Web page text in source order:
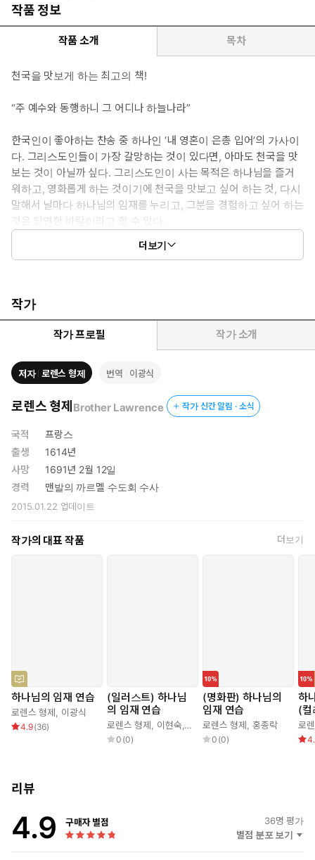
작품 정보
작품 소개 목차
천국을 맛보게 하는 최고의 책!
“주 예수와 동행하니 그 어디나 하늘나라”
한국인이 좋아하는 찬송 중 하나인 ‘내 영혼이 은총 입어’의 가사이
다. 그리스도인들이 가장 갈망하는 것이 있다면, 아마도 천국을 맛
보는 것이 아닐까 싶다. 그리스도인이 사는 목적은 하나님을 즐거
워하고, 영화롭게 하는 것이기에 천국을 맛보고 싶어 하는 것, 다시
말해서 날마다 하나님의 임재를 누리고, 그분을 경험하고 싶어 하는
것은 당연한 바람이라고 할 수 있다.
그러나 아무리 그리스도인이라 할지라도 세상을 사는 동안 하나님
시선을 자꾸만 다른 데로 돌려놓고, 우리의 발목을 붙잡는다. 그로
인해 우리는 낙심하고 좌절한다.
여기 그리스도의 성품을 닮고, 죽는 순간까지 하나님을 경험한 이
가 있다. 바로 로렌스 형제(Brother Lawrence)이다. 그는 삶의 매
순간 하나님을 경험하기 위해 노력하였다. 정확히는 하나님을 위한
삶을 살기 위해 노력하였다고 해야 할 것이다. 로렌스 형제는 하나님
을 경험하기 위해 자신의 행동과 생각의 극히 작은 부분도 경홀히 여
기지 않았다. 하나님께 집중하기 위해 노력하였고, 심지어 허드렛일
을 하면서도 그분 안에서 즐거워하였다. 그로 말미암아 실제로 하나
님을 날마다 경험하였다. 아마도 그는 이 세상에서 하나님의 임재를
가장 크게 맛본 그리스도인일 것이다.
로렌스 형제가 우리에게 전하는 메시지는 분명하다.
험하고 싶다면, 하나님을 경험함으로 그분 안에서 날마다 천국을
맛보고 싶다면 바로 이 책에서 그 답을 찾을 수 있을 것이다.
*CH북스 ‘세계기독교고전’ 시리즈 소개
크리스천의 영적 성숙과 진정한 신앙을 심어주기 위해서는 가치 있
보물이며, 신앙의 성숙과 영혼의 구원을 위하여 이보다 더 귀한 것
이러한 취지로 2천 년이 넘는 지금까지의 역사 속에 세계 각국에서
저술된 가장 뛰어난 신앙의 글과 영속적 가치가 있는 글만을 모아서
‘세계기독교고전’ 시리즈로 출간하고자 합니다.
더보기
작가
작가 프로필 작가 소개
저자 로렌스 형제 번역 이광식
로렌스 형제 Brother Lawrence 작가 신간 알림 · 소식
국적
프랑스
출생
1614년
사망
1691년 2월 12일
경력
맨발의 까르멜 수도회 수사
2015.01.22 업데이트
작가의 대표 작품 더보기
하나님의 임재 연습
로렌스 형제, 이광식
4.9(36)
(일러스트) 하나님
의 임재 연습
로렌스 형제, 이현숙, 홍종락
0 (0)
(명화판) 하나님의
임재 연습
로렌스 형제, 홍종락
0 (0)
하
(컬
로
리뷰
4.9 구매자 별점 36명 평가
별점 분포 보기